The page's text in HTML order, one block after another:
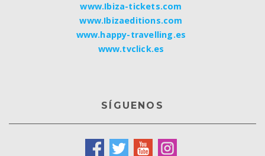
www.Ibiza-tickets.com
www.Ibizaeditions.com
www.happy-travelling.es
www.tvclick.es
SÍGUENOS